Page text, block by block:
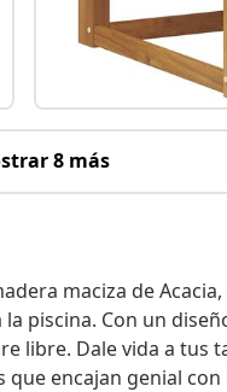
8 más
maciza de
piscina. Con un
libre. Dale vida a tus
encajan genial con